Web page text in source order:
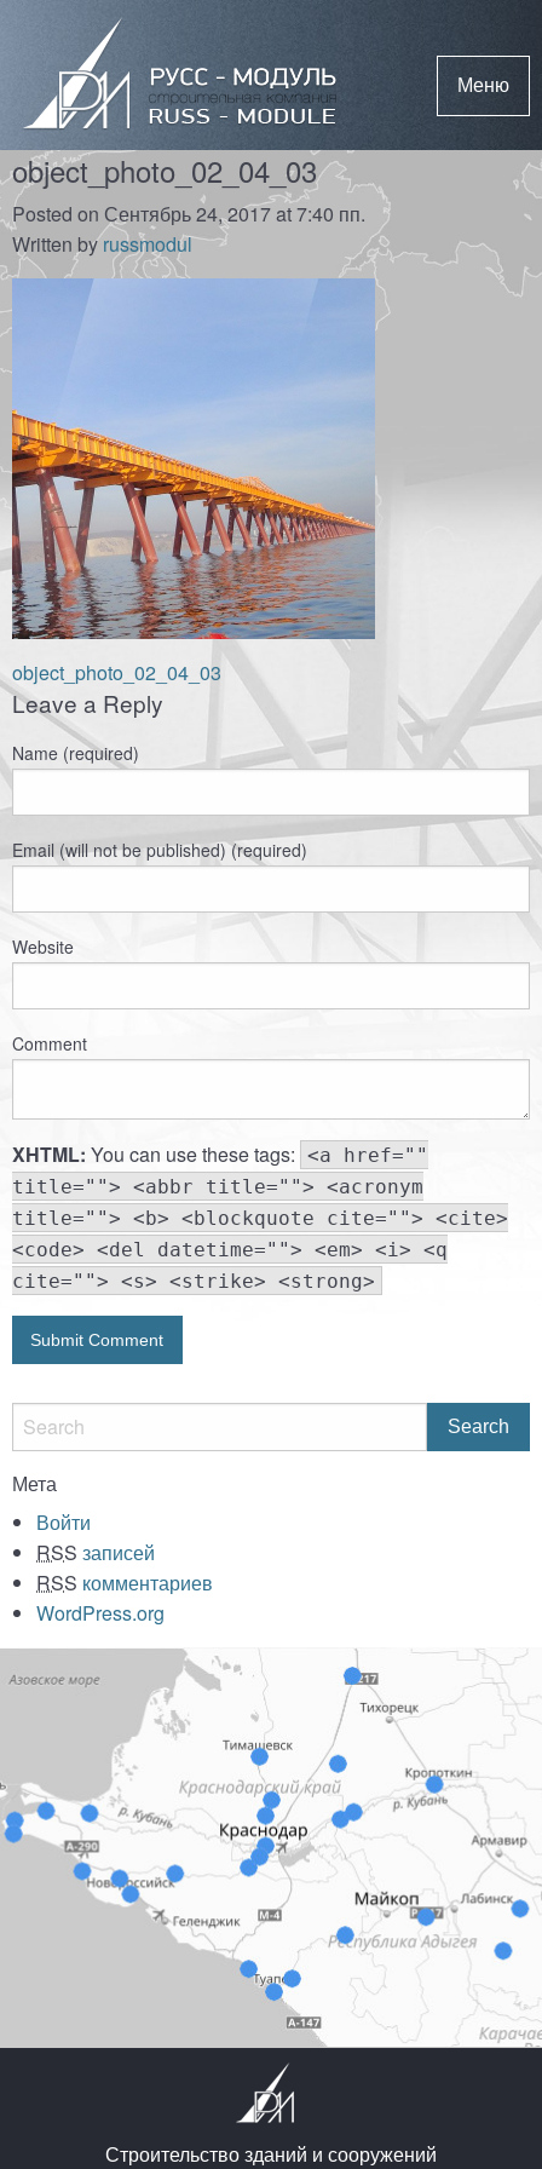
Меню
object_photo_02_04_03
Posted on Сентябрь 24, 2017 at 7:40 пп.
Written byrussmodul
Навигация
по
записям
object_photo_02_04_03
Leave a Reply
Name (required)
Email (will not be published) (required)
Website
Comment
XHTML: You can use these tags: <a href=""
title=""> <abbr title=""> <acronym
title=""> <b> <blockquote cite=""> <cite>
<code> <del datetime=""> <em> <i> <q
cite=""> <s> <strike> <strong>
Мета
Войти
RSS записей
RSS комментариев
WordPress.org
Строительство зданий и сооружений